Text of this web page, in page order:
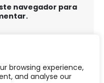
browsing experience,
and analyse our
navegador para